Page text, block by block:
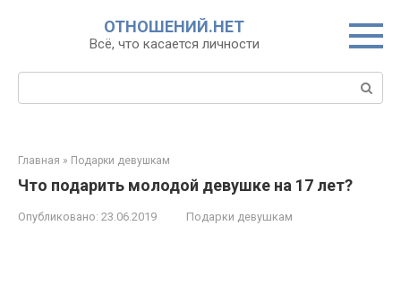
ОТНОШЕНИЙ.НЕТ
Всё, что касается личности
Поиск:
Главная » Подарки девушкам
Что подарить молодой девушке на 17 лет?
Опубликовано: 23.06.2019 Подарки девушкам